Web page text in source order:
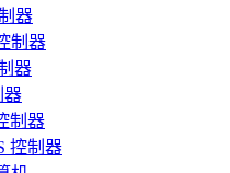
器
制器
器
器
制器
控制器